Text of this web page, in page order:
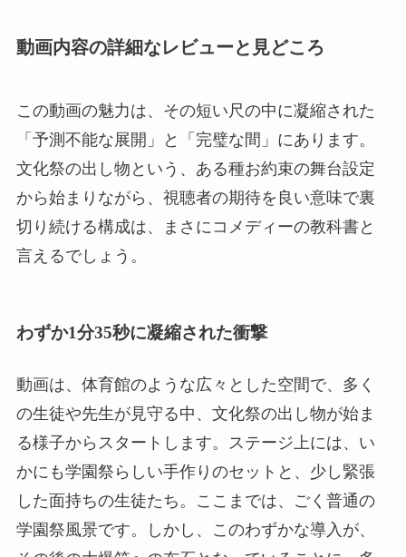
動画内容の詳細なレビューと見どころ
この動画の魅力は、その短い尺の中に凝縮された
「予測不能な展開」と「完璧な間」にあります。
文化祭の出し物という、ある種お約束の舞台設定
から始まりながら、視聴者の期待を良い意味で裏
切り続ける構成は、まさにコメディーの教科書と
言えるでしょう。
わずか1分35秒に凝縮された衝撃
動画は、体育館のような広々とした空間で、多く
の生徒や先生が見守る中、文化祭の出し物が始ま
る様子からスタートします。ステージ上には、い
かにも学園祭らしい手作りのセットと、少し緊張
した面持ちの生徒たち。ここまでは、ごく普通の
学園祭風景です。しかし、このわずかな導入が、